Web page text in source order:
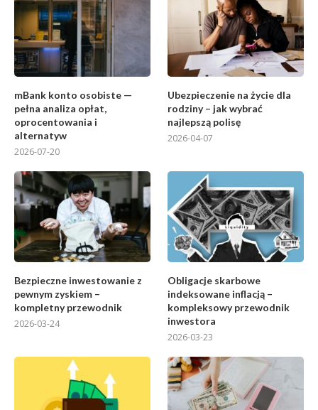
mBank konto osobiste —
pełna analiza opłat,
oprocentowania i
alternatyw
2026-07-20
Ubezpieczenie na życie dla
rodziny – jak wybrać
najlepszą polisę
2026-04-07
Bezpieczne inwestowanie z
pewnym zyskiem –
kompletny przewodnik
2026-03-24
Obligacje skarbowe
indeksowane inflacją –
kompleksowy przewodnik
inwestora
2026-03-23